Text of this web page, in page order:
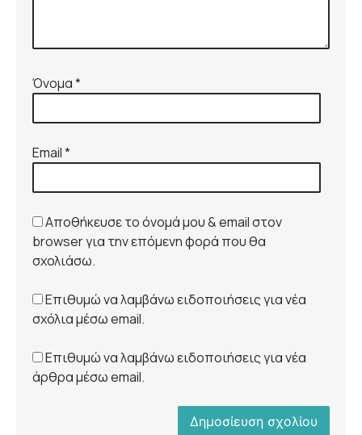
Όνομα*
Email*
Αποθήκευσε το όνομά μου & email στον
browser για την επόμενη φορά που θα
σχολιάσω.
Επιθυμώ να λαμβάνω ειδοποιήσεις για νέα
σχόλια μέσω email.
Επιθυμώ να λαμβάνω ειδοποιήσεις για νέα
άρθρα μέσω email.